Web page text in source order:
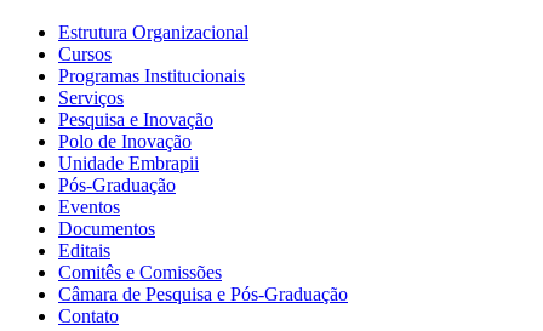
Estrutura Organizacional
Cursos
Programas Institucionais
Serviços
Pesquisa e Inovação
Polo de Inovação
Unidade Embrapii
Pós-Graduação
Eventos
Documentos
Editais
Comitês e Comissões
Câmara de Pesquisa e Pós-Graduação
Contato